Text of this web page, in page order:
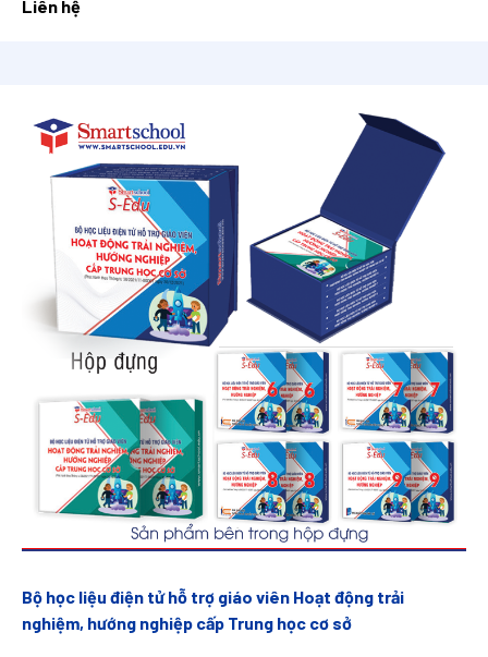
Liên hệ
Bộ học liệu điện tử hỗ trợ giáo viên Hoạt động trải
nghiệm, hướng nghiệp cấp Trung học cơ sở